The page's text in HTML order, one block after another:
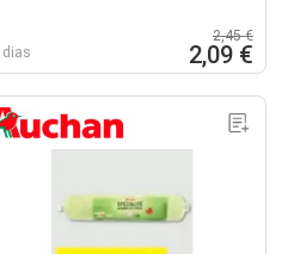
dias
2,45 €
2,09 €